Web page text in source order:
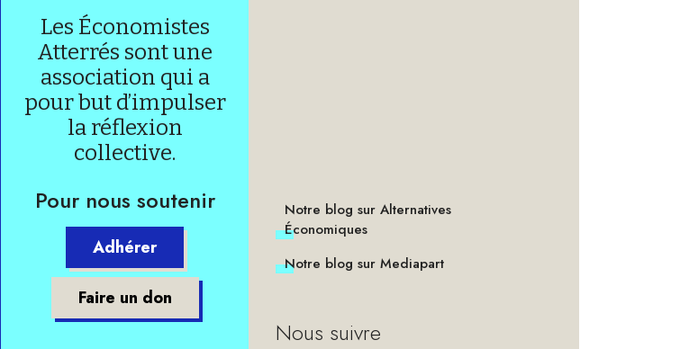
Les Économistes
Atterrés sont une
association qui a
pour but d’impulser
la réflexion
collective.
Pour nous soutenir
Adhérer
Faire un don
Notre blog sur Alternatives
Économiques
Notre blog sur Mediapart
Nous suivre